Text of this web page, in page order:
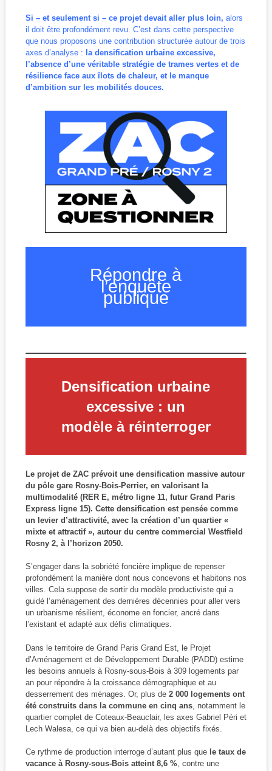
Si – et seulement si – ce projet devait aller plus loin, alors
il doit être profondément revu. C’est dans cette perspective
que nous proposons une contribution structurée autour de trois
axes d’analyse : la densification urbaine excessive,
l’absence d’une véritable stratégie de trames vertes et de
résilience face aux îlots de chaleur, et le manque
d’ambition sur les mobilités douces.
Répondre à
l’enquête
publique
Densification urbaine
excessive : un
modèle à réinterroger
Le projet de ZAC prévoit une densification massive autour
du pôle gare Rosny-Bois-Perrier, en valorisant la
multimodalité (RER E, métro ligne 11, futur Grand Paris
Express ligne 15). Cette densification est pensée comme
un levier d’attractivité, avec la création d’un quartier «
mixte et attractif », autour du centre commercial Westfield
Rosny 2, à l’horizon 2050.
S’engager dans la sobriété foncière implique de repenser
profondément la manière dont nous concevons et habitons nos
villes. Cela suppose de sortir du modèle productiviste qui a
guidé l’aménagement des dernières décennies pour aller vers
un urbanisme résilient, économe en foncier, ancré dans
l’existant et adapté aux défis climatiques.
Dans le territoire de Grand Paris Grand Est, le Projet
d’Aménagement et de Développement Durable (PADD) estime
les besoins annuels à Rosny-sous-Bois à 309 logements par
an pour répondre à la croissance démographique et au
desserrement des ménages. Or, plus de 2 000 logements ont
été construits dans la commune en cinq ans, notamment le
quartier complet de Coteaux-Beauclair, les axes Gabriel Péri et
Lech Walesa, ce qui va bien au-delà des objectifs fixés.
Ce rythme de production interroge d’autant plus que le taux de
vacance à Rosny-sous-Bois atteint 8,6 %, contre une